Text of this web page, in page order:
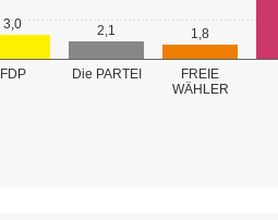
FDP Die PARTEI FREIE
WÄHLER
3,0 2,1 1,8